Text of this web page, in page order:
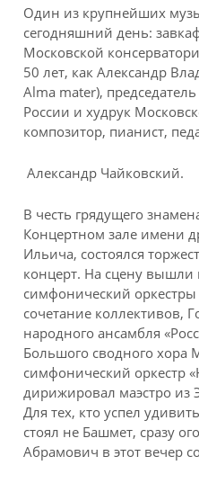
Один из крупнейших
сегодняшний день:
Московской
50 лет, как Александр
Alma mater),
России и худрук
композитор, пианист,
Александр Чайковский.
В честь грядущего
Концертном зале имени
Ильича, состоялся
концерт. На сцену
симфонический
сочетание коллективов,
народного ансамбля
Большого сводного хора
симфонический оркестр
дирижировал маэстро из
Для тех, кто успел
стоял не Башмет, сразу
Абрамович в этот вечер